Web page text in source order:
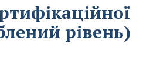
рівень)